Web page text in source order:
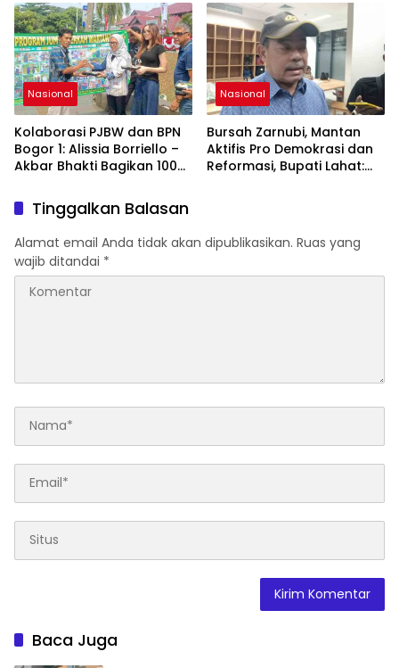
Bintan
Nasional
Kolaborasi PJBW dan BPN
Bogor 1: Alissia Borriello –
Akbar Bhakti Bagikan 100
Cibinong
Nasional
Bursah Zarnubi, Mantan
Aktifis Pro Demokrasi dan
Reformasi, Bupati Lahat:
Demokrasi, Keadilan, dan
Nilai-nilai Kemanusiaan
Tinggalkan Balasan
Alamat email Anda tidak akan dipublikasikan. Ruas yang
wajib ditandai *
Baca Juga